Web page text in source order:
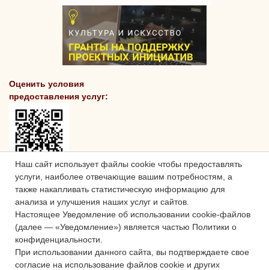
Наш сайт использует файлы cookie чтобы предоставлять
услуги, наиболее отвечающие вашим потребностям, а
также накапливать статистическую информацию для
анализа и улучшения наших услуг и сайтов.
Настоящее Уведомление об использовании cookie-файлов
(далее — «Уведомление») является частью Политики о
конфиденциальности.
При использовании данного сайта, вы подтверждаете свое
согласие на использование файлов cookie и других
Оценить условия
предоставления услуг: